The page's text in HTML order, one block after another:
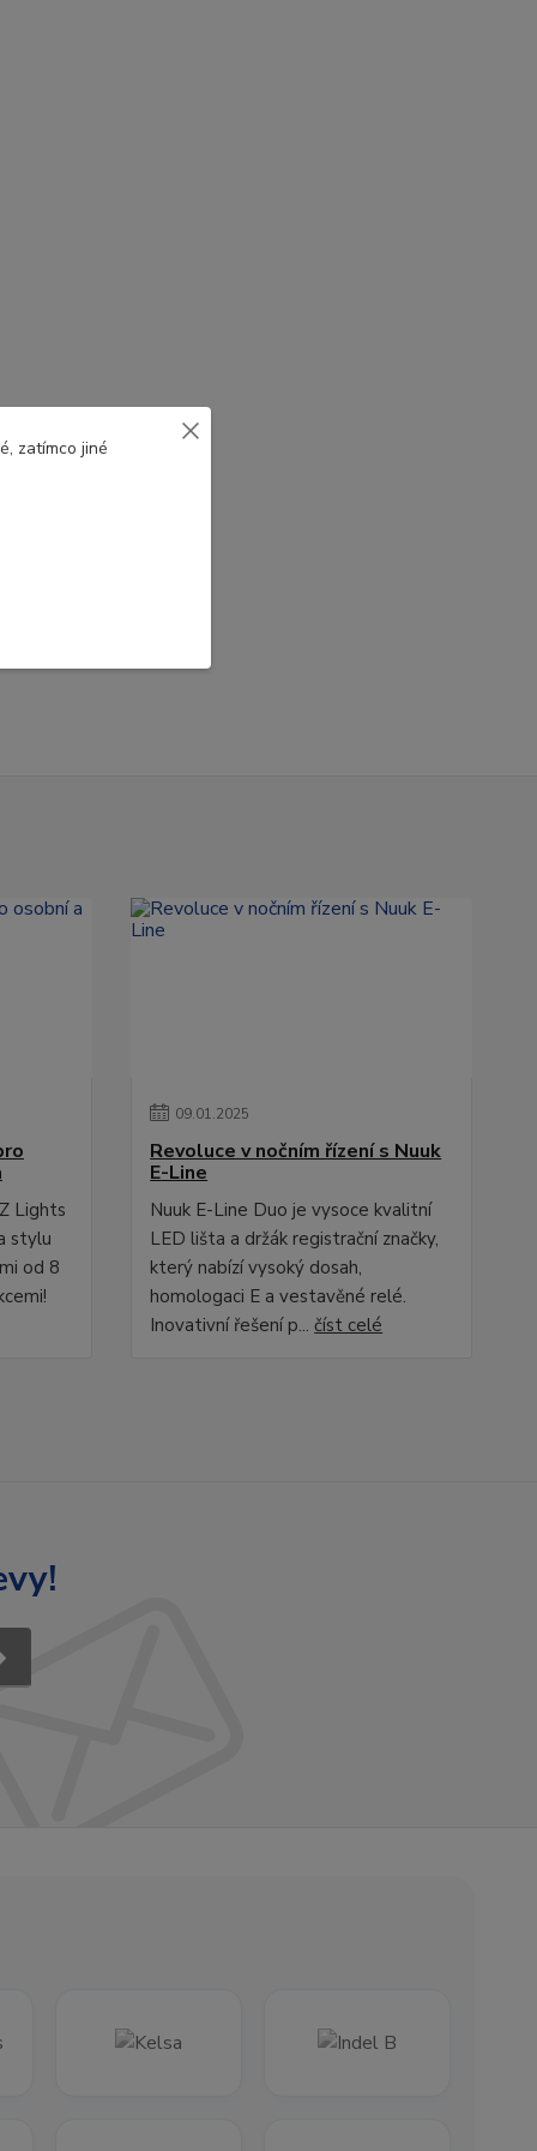
Lights
stylu
od 8
09.01.2025
Revoluce v nočním řízení s Nuuk
E-Line
Nuuk E-Line Duo je vysoce kvalitní
LED lišta a držák registrační značky,
který nabízí vysoký dosah,
homologaci E a vestavěné relé.
Inovativní řešení p...číst celé
zatímco jiné